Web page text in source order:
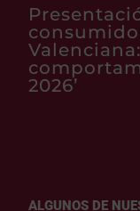
2026’
ALGUNOS DE